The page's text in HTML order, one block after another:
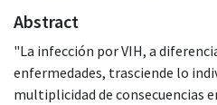
Abstract
"La infección por VIH, a
enfermedades, trasciende lo
multiplicidad de consecuencias